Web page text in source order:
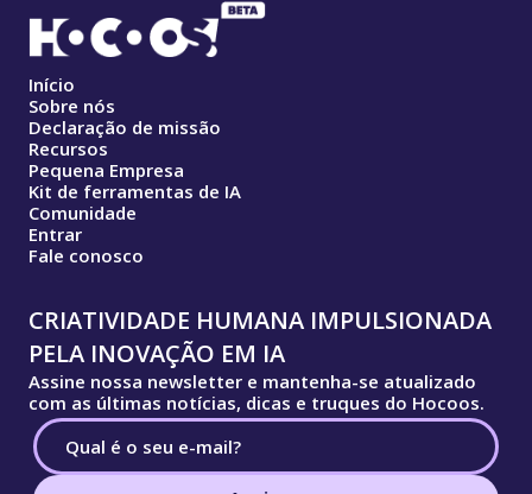
Início
Sobre nós
Declaração de missão
Recursos
Pequena Empresa
Kit de ferramentas de IA
Comunidade
Entrar
Fale conosco
CRIATIVIDADE HUMANA IMPULSIONADA
PELA INOVAÇÃO EM IA
Assine nossa newsletter e mantenha-se atualizado
com as últimas notícias, dicas e truques do Hocoos.